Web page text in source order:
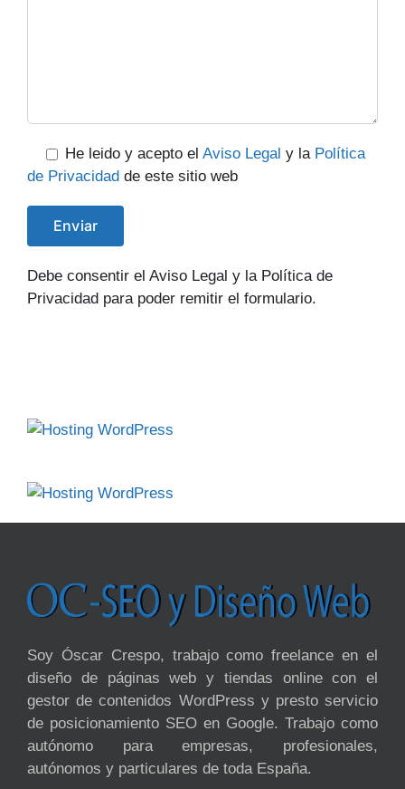
He leido y acepto el Aviso Legal y la Política
de Privacidad de este sitio web
Debe consentir el Aviso Legal y la Política de
Privacidad para poder remitir el formulario.
Soy Óscar Crespo, trabajo como freelance en el
diseño de páginas web y tiendas online con el
gestor de contenidos WordPress y presto servicio
de posicionamiento SEO en Google. Trabajo como
autónomo para empresas, profesionales,
autónomos y particulares de toda España.